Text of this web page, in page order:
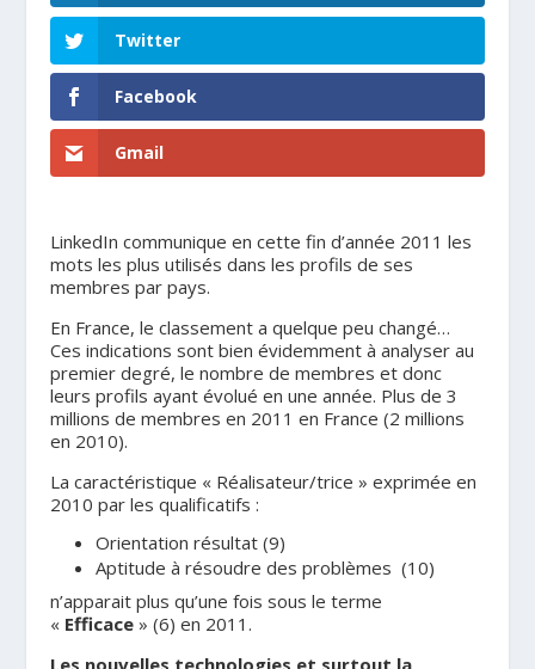
Twitter
Facebook
Gmail
LinkedIn communique en cette fin d’année 2011 les
mots les plus utilisés dans les profils de ses
membres par pays.
En France, le classement a quelque peu changé…
Ces indications sont bien évidemment à analyser au
premier degré, le nombre de membres et donc
leurs profils ayant évolué en une année. Plus de 3
millions de membres en 2011 en France (2 millions
en 2010).
La caractéristique « Réalisateur/trice » exprimée en
2010 par les qualificatifs :
Orientation résultat (9)
Aptitude à résoudre des problèmes (10)
n’apparait plus qu’une fois sous le terme
« Efficace » (6) en 2011.
Les nouvelles technologies et surtout la